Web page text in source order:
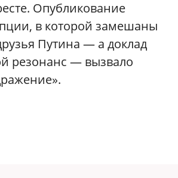
Опубликование
в которой замешаны
Путина — а доклад
резонанс — вызвало